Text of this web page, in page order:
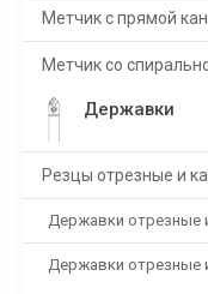
Метчик с прямой
Метчик со
Державки
Резцы отрезные и
Державки отрезные
Державки отрезные